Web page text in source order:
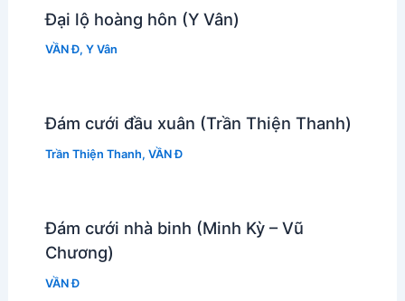
Đại lộ hoàng hôn (Y Vân)
VẦN Đ, Y Vân
Đám cưới đầu xuân (Trần Thiện Thanh)
Trần Thiện Thanh, VẦN Đ
Đám cưới nhà binh (Minh Kỳ – Vũ
Chương)
VẦN Đ